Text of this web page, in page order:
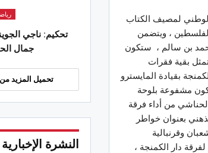
افتتاح المهرجان الوطني لمصيف الكتاب
، ويتضمن
بن سالم ، ستكون
بقية فقرات
بقيادة المايسترو
مشفوعة بلوحة
من أداء فرقة
بعنوان خواطر
وقرنبالية
دار الكمنجة ،
تحكيم: ناجي
جمال
تحميل المزيد
النشرة الإخبارية
أخبار الجهات
القيروان.. رياح نشطة مصحوبة بالأتربة
وسحب رعدية تميز أجواء الليلة
أغسطس 5, 2026